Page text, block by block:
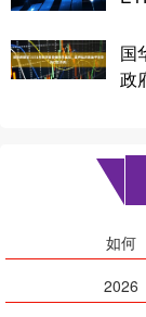
国
政
如何
2026